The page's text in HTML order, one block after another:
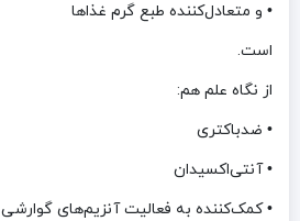
• و متعادل‌کننده طبع گرم غذاها
است.
از نگاه علم هم:
• ضدباکتری
• آنتی‌اکسیدان
• کمک‌کننده به فعالیت آنزیم‌های گوارشی